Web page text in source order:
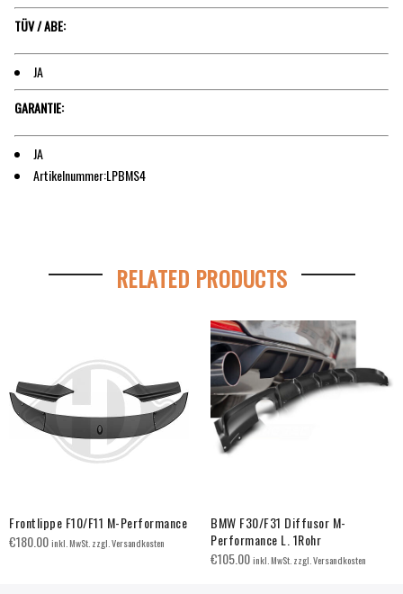
TÜV / ABE:
JA
GARANTIE:
JA
Artikelnummer:LPBMS4
RELATED PRODUCTS
Frontlippe F10/F11 M-Performance
€180.00inkl. MwSt. zzgl. Versandkosten
BMW F30/F31 Diffusor M-
Performance L. 1Rohr
€105.00inkl. MwSt. zzgl. Versandkosten